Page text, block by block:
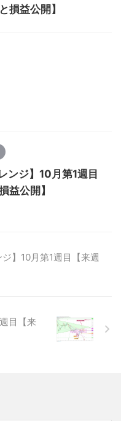
損益公開】
ンジ】10月第1週目
益公開】
ジ】10月第1週目【来週
目【来